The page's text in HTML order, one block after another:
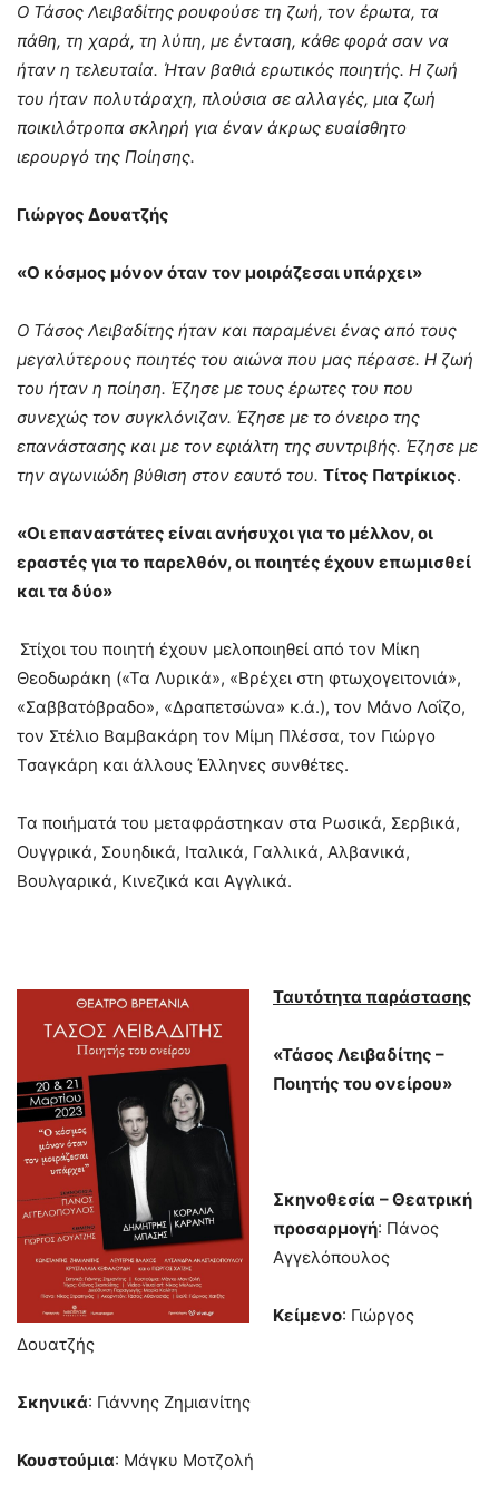
Ο Τάσος Λειβαδίτης ρουφούσε τη ζωή, τον έρωτα, τα
πάθη, τη χαρά, τη λύπη, με ένταση, κάθε φορά σαν να
ήταν η τελευταία. Ήταν βαθιά ερωτικός ποιητής. Η ζωή
του ήταν πολυτάραχη, πλούσια σε αλλαγές, μια ζωή
ποικιλότροπα σκληρή για έναν άκρως ευαίσθητο
ιερουργό της Ποίησης.
Γιώργος Δουατζής
«Ο κόσμος μόνον όταν τον μοιράζεσαι υπάρχει»
Ο Τάσος Λειβαδίτης ήταν και παραμένει ένας από τους
μεγαλύτερους ποιητές του αιώνα που μας πέρασε. Η ζωή
του ήταν η ποίηση. Έζησε με τους έρωτες του που
συνεχώς τον συγκλόνιζαν. Έζησε με το όνειρο της
επανάστασης και με τον εφιάλτη της συντριβής. Έζησε με
την αγωνιώδη βύθιση στον εαυτό του. Τίτος Πατρίκιος.
«Οι επαναστάτες είναι ανήσυχοι για το μέλλον, οι
εραστές για το παρελθόν, οι ποιητές έχουν επωμισθεί
και τα δύο»
Στίχοι του ποιητή έχουν μελοποιηθεί από τον Μίκη
Θεοδωράκη («Τα Λυρικά», «Βρέχει στη φτωχογειτονιά»,
«Σαββατόβραδο», «Δραπετσώνα» κ.ά.), τον Μάνο Λοΐζο,
τον Στέλιο Βαμβακάρη τον Μίμη Πλέσσα, τον Γιώργο
Τσαγκάρη και άλλους Έλληνες συνθέτες.
Τα ποιήματά του μεταφράστηκαν στα Ρωσικά, Σερβικά,
Ουγγρικά, Σουηδικά, Ιταλικά, Γαλλικά, Αλβανικά,
Βουλγαρικά, Κινεζικά και Αγγλικά.
Ταυτότητα παράστασης
«Τάσος Λειβαδίτης –
Ποιητής του ονείρου»
Σκηνοθεσία – Θεατρική
προσαρμογή: Πάνος
Αγγελόπουλος
Κείμενο: Γιώργος
Δουατζής
Σκηνικά: Γιάννης Ζημιανίτης
Κουστούμια: Μάγκυ Μοτζολή